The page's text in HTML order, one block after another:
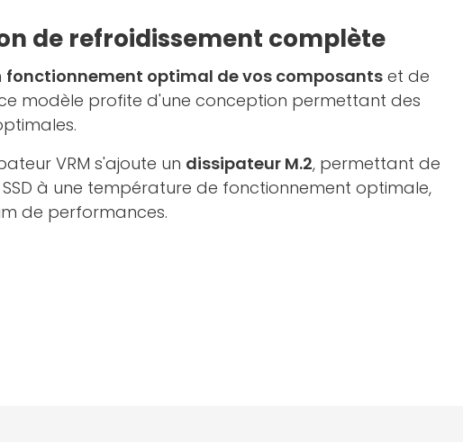
de refroidissement complète
fonctionnement optimal de vos composants et de
modèle profite d'une conception permettant des
VRM s'ajoute un dissipateur M.2, permettant de
à une température de fonctionnement optimale,
de performances.